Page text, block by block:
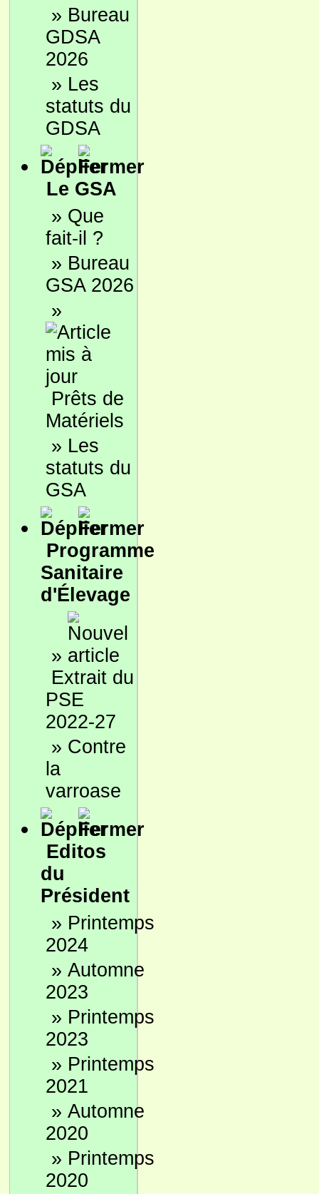
» Bureau
GDSA
2026
» Les
statuts du
GDSA
Le GSA
» Que
fait-il ?
» Bureau
GSA 2026
»
Prêts de
Matériels
» Les
statuts du
GSA
Programme
Sanitaire
d'Élevage
»
Extrait du
PSE
2022-27
» Contre
la
varroase
Editos
du
Président
» Printemps
2024
» Automne
2023
» Printemps
2023
» Printemps
2021
» Automne
2020
» Printemps
2020